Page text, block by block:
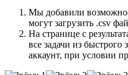
Мы добавили
могут загрузить .csv
На странице с
все задачи из
аккаунт, при условии